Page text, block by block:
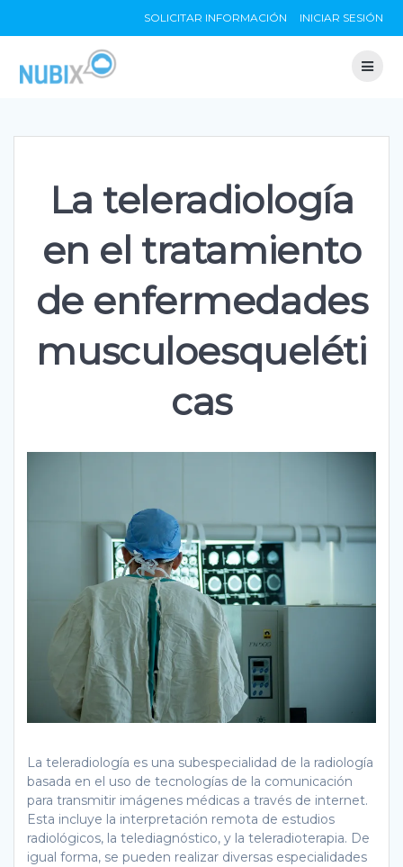
to
SOLICITAR INFORMACIÓN INICIAR SESIÓN
La teleradiología
en el tratamiento
de enfermedades
musculoesqueléti
cas
La teleradiología es una subespecialidad de la radiología
basada en el uso de tecnologías de la comunicación
para transmitir imágenes médicas a través de internet.
Esta incluye la interpretación remota de estudios
radiológicos, la telediagnóstico, y la teleradioterapia. De
igual forma, se pueden realizar diversas especialidades